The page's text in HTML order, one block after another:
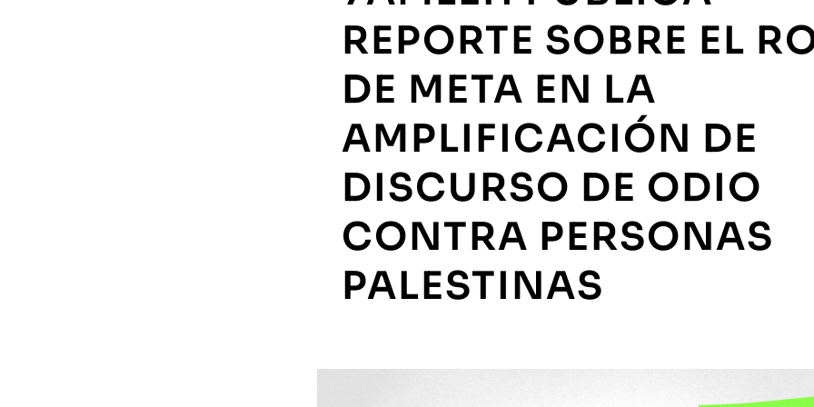
REPORTE SOBRE EL
DE META EN LA
AMPLIFICACIÓN DE
DISCURSO DE ODIO
CONTRA PERSONAS
PALESTINAS